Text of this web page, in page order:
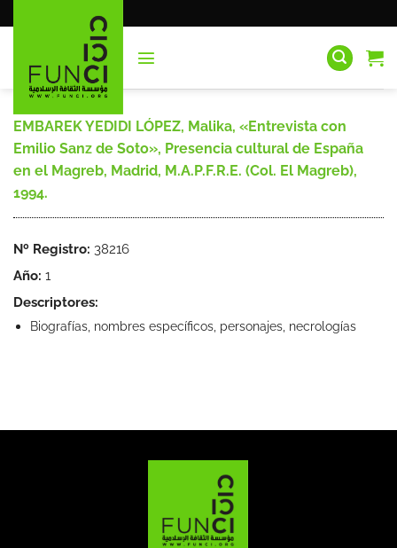
al
EMBAREK YEDIDI LÓPEZ, Malika, «Entrevista con
Emilio Sanz de Soto», Presencia cultural de España
en el Magreb, Madrid, M.A.P.F.R.E. (Col. El Magreb),
1994.
Nº Registro: 38216
Año: 1
Descriptores:
Biografías, nombres específicos, personajes, necrologías